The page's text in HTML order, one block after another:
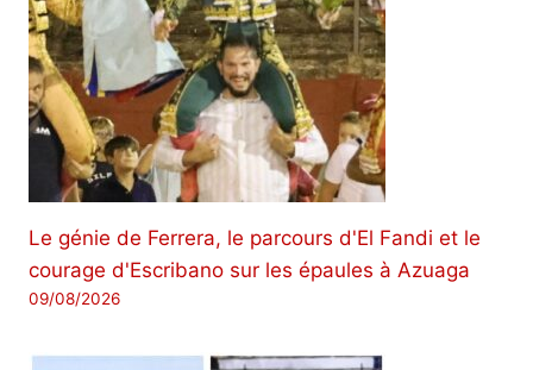
Le génie de Ferrera, le parcours d'El Fandi et le
courage d'Escribano sur les épaules à Azuaga
09/08/2026